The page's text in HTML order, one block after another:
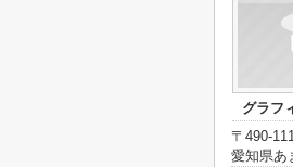
グラフ
〒490-
愛知県あ